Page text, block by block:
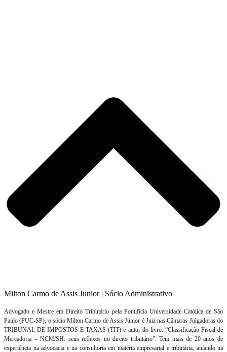
Milton Carmo de Assis Junior | Sócio Administrativo
Advogado e Mestre em Direito Tributário pela Pontifícia Universidade Católica de São
Paulo (PUC-SP), o sócio Milton Carmo de Assis Júnior é Juiz nas Câmaras Julgadoras do
TRIBUNAL DE IMPOSTOS E TAXAS (TIT) e autor do livro: “Classificação Fiscal de
Mercadoria – NCM/SH: seus reflexos no direito tributário”. Tem mais de 20 anos de
experiência na advocacia e na consultoria em matéria empresarial e tributária, atuando na